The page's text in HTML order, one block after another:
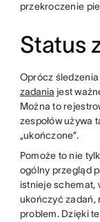
przekroczenie
Status
Oprócz
zadania jest
Można to
zespołów używa
„ukończone”.
Pomoże to nie
ogólny przegląd
istnieje schemat,
ukończyć zadań,
problem. Dzięki